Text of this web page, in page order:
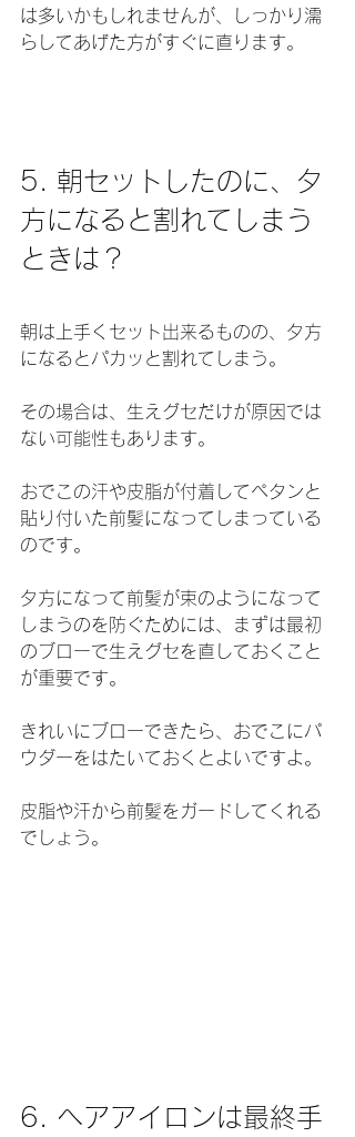
は多いかもしれませんが、しっかり濡
らしてあげた方がすぐに直ります。
5. 朝セットしたのに、夕
方になると割れてしまう
ときは？
朝は上手くセット出来るものの、夕方
になるとパカッと割れてしまう。
その場合は、生えグセだけが原因では
ない可能性もあります。
おでこの汗や皮脂が付着してペタンと
貼り付いた前髪になってしまっている
のです。
夕方になって前髪が束のようになって
しまうのを防ぐためには、まずは最初
のブローで生えグセを直しておくこと
が重要です。
きれいにブローできたら、おでこにパ
ウダーをはたいておくとよいですよ。
皮脂や汗から前髪をガードしてくれる
でしょう。
6. ヘアアイロンは最終手